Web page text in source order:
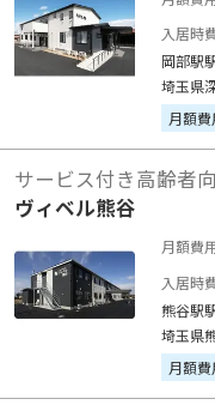
入居時
岡部駅
埼玉県
月額
サービス付き高齢者
ヴィベル熊谷
月額費
入居時
熊谷駅
埼玉県
月額